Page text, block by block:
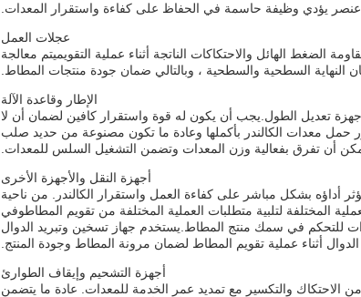
يؤدي وظيفة حاسمة في الحفاظ على كفاءة واستقرار المعدات.
عجلات العمل
الضغط الهائل والاحتكاكات الناتجة أثناء عملية التقويميتم معالجة
السطحية والسطحية ، وبالتالي ضمان جودة منتجات المطاط.
الإطار وقاعدة الآلة
تعديل الطول.يجب أن يكون له قوة واستقرار كافين لضمان أن لا
حمل معدات الكالندر بأكملها وعادة ما تكون مصنوعة من حديد صلب
أن تفرق بفعالية وزن المعدات وتضمن التشغيل السلس للمعدات.
أجهزة النقل والأجهزة الأخرى
أداؤه بشكل مباشر على كفاءة العمل واستقرار الكالندر. من ناحية
المختلفة لتلبية متطلبات العملية المختلفة من تقويم المطاطوفي
للتحكم في سمك منتج المطاط.يستخدم جهاز تسخين وتبريد الدوال
أثناء عملية تقويم المطاط لضمان مرونة المطاط وجودة المنتج.
أجهزة التشحيم وإيقاف الطوارئ
من الاحتكاك والتكسير مع تمديد عمر الخدمة للمعدات. عادة ما يتضمن